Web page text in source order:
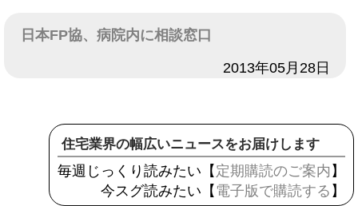
日本FP協、病院内に相談窓口
2013年05月28日
住宅業界の幅広いニュースをお届けします
毎週じっくり読みたい【 定期購読のご案内 】
今スグ読みたい【 電子版で購読する 】